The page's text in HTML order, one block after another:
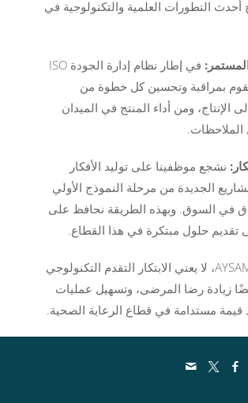
أحدث التطورات العلمية والتكنولوجية في
في إطار نظام إدارة الجودة ISO
نقوم بمراقبة وتحسين كل خطوة من
الإنتاج، ومن أداء المنتج في الميدان
الملاحظات.
نشجع موظفينا على توليد الأفكار
الجديدة من مرحلة النموذج الأولي
في السوق. وبهذه الطريقة نحافظ على
تقديم حلول مبتكرة في هذا القطاع.
بالنسبة لشركة AYSAM، لا يعني الابتكار التقدم التكنولوجي
زيادة رضا المرضى، وتسهيل عمليات
قيمة مستدامة في قطاع الرعاية الصحية.